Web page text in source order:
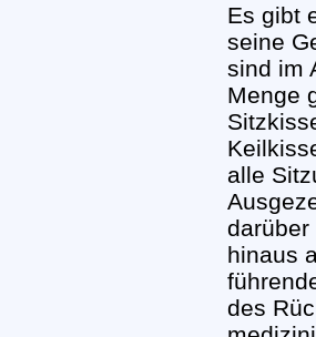
Es gibt
seine
sind im
Menge
alle
darüber
hinaus
des